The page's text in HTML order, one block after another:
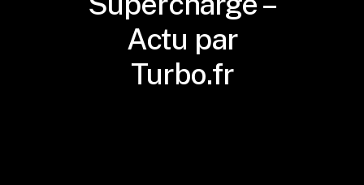
Actu par
Turbo.fr